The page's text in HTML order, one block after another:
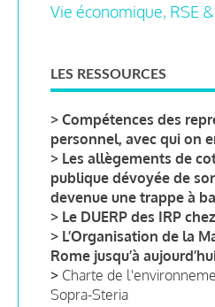
Vie économique, RSE
LES RESSOURCES
> Compétences des
personnel, avec qui on
> Les allègements de
publique dévoyée de
devenue une trappe à
> Le DUERP des IRP
> L’Organisation de la
Rome jusqu’à
> Charte de
Sopra-Steria